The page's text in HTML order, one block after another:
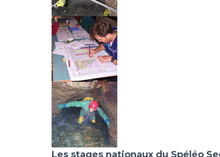
Les stages nationaux du Spéléo